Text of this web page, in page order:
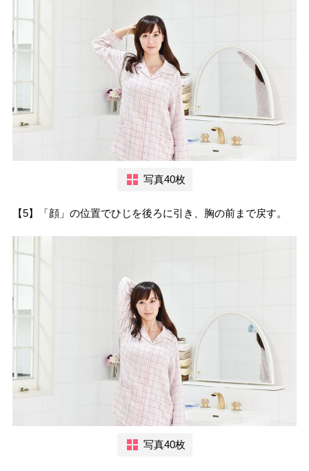
写真40枚
【5】「顔」の位置でひじを後ろに引き、胸の前まで戻す。
写真40枚